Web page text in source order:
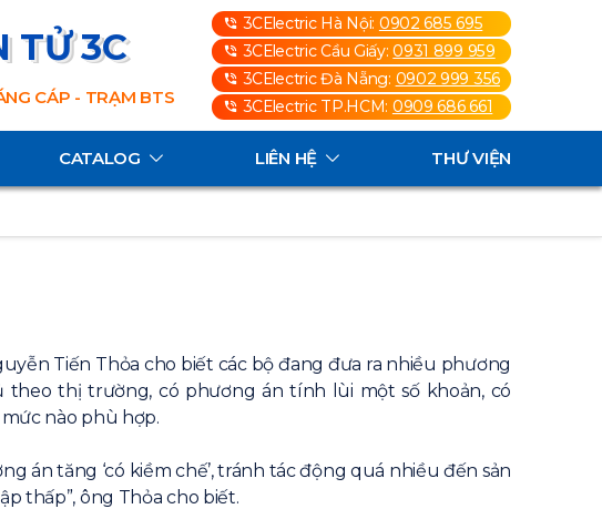
TỬ 3C
CÁP - TRẠM BTS
3CElectric Hà Nội: 0902 685 695
3CElectric Cầu Giấy:0931 899 959
3CElectric Đà Nẵng: 0902 999 356
3CElectric TP.HCM: 0909 686 661
CATALOG LIÊN HỆ THƯ VIỆN
Tiến Thỏa cho biết các bộ đang đưa ra nhiều phương
thị trường, có phương án tính lùi một số khoản, có
nào phù hợp.
án tăng ‘có kiềm chế’, tránh tác động quá nhiều đến sản
thấp”, ông Thỏa cho biết.